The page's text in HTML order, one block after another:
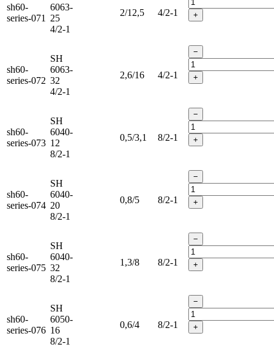
sh60-
series-071
6063-
25
4/2-1
2/12,5 4/2-1 +
sh60-
series-072
SH
6063-
32
4/2-1
2,6/16 4/2-1
−
+
sh60-
series-073
SH
6040-
12
8/2-1
0,5/3,1 8/2-1
−
+
sh60-
series-074
SH
6040-
20
8/2-1
0,8/5 8/2-1
−
+
sh60-
series-075
SH
6040-
32
8/2-1
1,3/8 8/2-1
−
+
sh60-
series-076
SH
6050-
16
8/2-1
0,6/4 8/2-1
−
+